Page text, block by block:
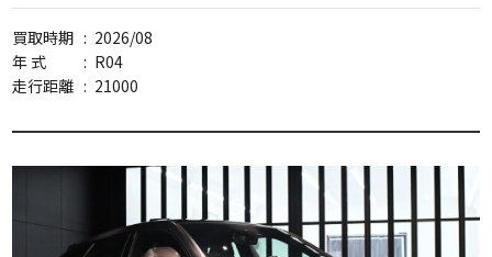
買取時期 : 2026/08
年 式
: R04
走行距離 : 21000